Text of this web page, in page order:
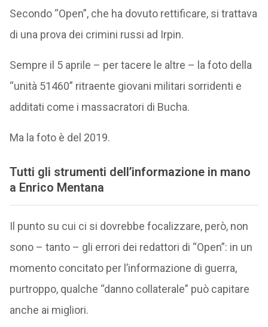
Secondo “Open”, che ha dovuto rettificare, si trattava
di una prova dei crimini russi ad Irpin.
Sempre il 5 aprile – per tacere le altre – la foto della
“unità 51460” ritraente giovani militari sorridenti e
additati come i massacratori di Bucha.
Ma la foto è del 2019.
Tutti gli strumenti dell’informazione in mano
a Enrico Mentana
Il punto su cui ci si dovrebbe focalizzare, però, non
sono – tanto – gli errori dei redattori di “Open”: in un
momento concitato per l’informazione di guerra,
purtroppo, qualche “danno collaterale” può capitare
anche ai migliori.